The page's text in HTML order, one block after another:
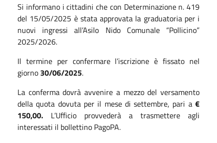
Si informano i cittadini che con Determinazione n. 419
del 15/05/2025 è stata approvata la graduatoria per i
nuovi ingressi all’Asilo Nido Comunale “Pollicino”
2025/2026.
Il termine per confermare l’iscrizione è fissato nel
giorno 30/06/2025.
La conferma dovrà avvenire a mezzo del versamento
della quota dovuta per il mese di settembre, pari a €
150,00. L’Ufficio provvederà a trasmettere agli
interessati il bollettino PagoPA.